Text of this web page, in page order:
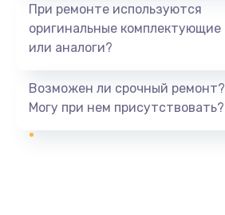
При ремонте используются
оригинальные комплектующие
или аналоги?
Возможен ли срочный ремонт?
Могу при нем присутствовать?